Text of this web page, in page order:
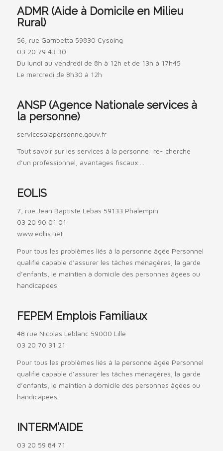
ADMR (Aide à Domicile en Milieu
Rural)
56, rue Gambetta 59830 Cysoing
03 20 79 43 30
Du lundi au vendredi de 8h à 12h et de 13h à 17h45
Le mercredi de 8h30 à 12h
ANSP (Agence Nationale services à
la personne)
servicesalapersonne.gouv.fr
Tout savoir sur les services à la personne: re- cherche
d’un professionnel, avantages fiscaux ...
EOLIS
7, rue Jean Baptiste Lebas 59133 Phalempin
03 20 90 01 01
www.eollis.net
Pour tous les problèmes liés à la personne âgée Personnel
qualifié capable d‘assurer les tâches ménagères, la garde
d’enfants, le maintien à domicile des personnes âgées ou
handicapées.
FEPEM Emplois Familiaux
48 rue Nicolas Leblanc 59000 Lille
03 20 70 31 21
Pour tous les problèmes liés à la personne âgée Personnel
qualifié capable d‘assurer les tâches ménagères, la garde
d’enfants, le maintien à domicile des personnes âgées ou
handicapées.
INTERM’AIDE
03 20 59 84 71